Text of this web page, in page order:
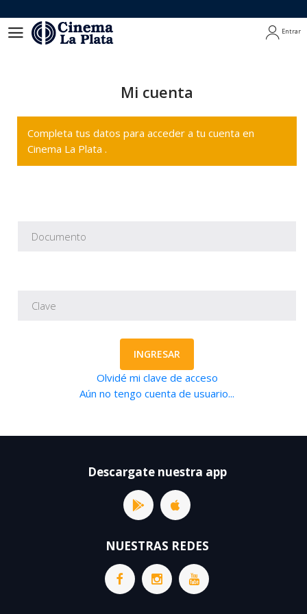
Entrar
Mi cuenta
Completa tus datos para acceder a tu cuenta en
Cinema La Plata .
INGRESAR
Olvidé mi clave de acceso
Aún no tengo cuenta de usuario...
Descargate nuestra app
NUESTRAS REDES